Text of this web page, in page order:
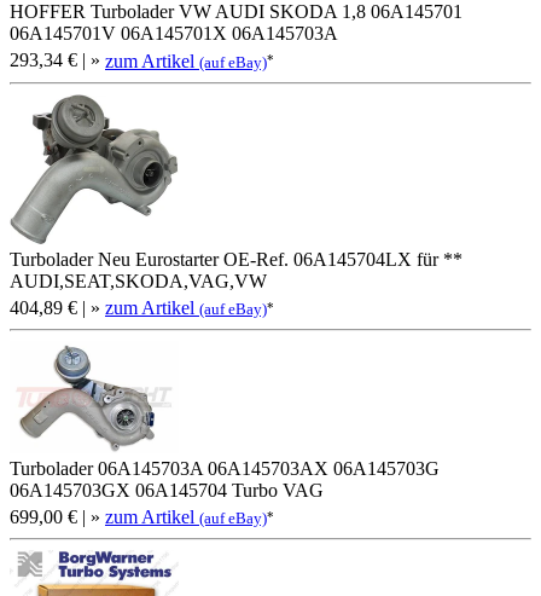
HOFFER Turbolader VW AUDI SKODA 1,8 06A145701
06A145701V 06A145701X 06A145703A
293,34 € | » zum Artikel (auf eBay)*
Turbolader Neu Eurostarter OE-Ref. 06A145704LX für **
AUDI,SEAT,SKODA,VAG,VW
404,89 € | » zum Artikel (auf eBay)*
Turbolader 06A145703A 06A145703AX 06A145703G
06A145703GX 06A145704 Turbo VAG
699,00 € | » zum Artikel (auf eBay)*